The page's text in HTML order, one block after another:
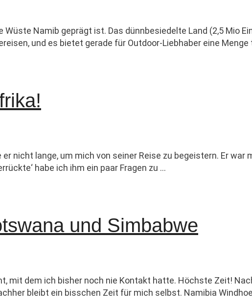
Namib geprägt ist. Das dünnbesiedelte Land (2,5 Mio
und es bietet gerade für Outdoor-Liebhaber eine
nicht lange, um mich von seiner Reise zu begeistern. Er war
habe ich ihm ein paar Fragen zu …
und Simbabwe
mit dem ich bisher noch nie Kontakt hatte. Höchste Zeit!
bleibt ein bisschen Zeit für mich selbst. Namibia